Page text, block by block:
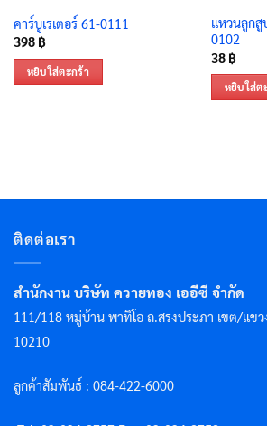
คาร์บูเรเตอร์ 61-0111
398 ฿
หยิบใส่ตะกร้า
แหวนลูกสู
0102
38 ฿
หยิบใส่ต
ติดต่อเรา
สำนักงาน บริษัท ควายทอง เออีซี จำกัด
111/118 หมู่บ้าน พาทิโอ ถ.สรงประภา เขต/แข
10210
ลูกค้าสัมพันธ์ : 084-422-6000